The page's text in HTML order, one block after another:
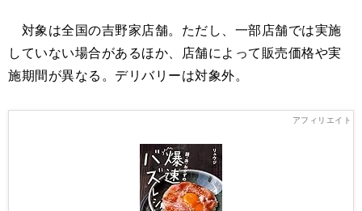
対象は全国の吉野家店舗。ただし、一部店舗では実施
していない場合があるほか、店舗によって販売価格や実
施期間が異なる。デリバリーは対象外。